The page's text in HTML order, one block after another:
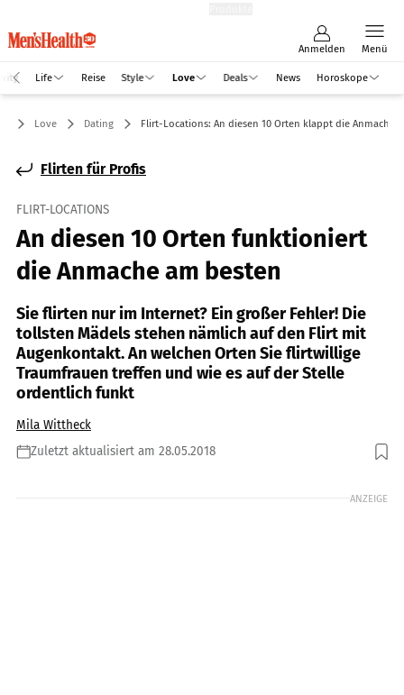
Anmelden Menü
Life Reise Style Love Deals News Horoskope
Love Dating Flirt-Locations: An diesen 10 Orten klappt die Anmache
Flirten für Profis
FLIRT-LOCATIONS
An diesen 10 Orten funktioniert
die Anmache am besten
Sie flirten nur im Internet? Ein großer Fehler! Die
tollsten Mädels stehen nämlich auf den Flirt mit
Augenkontakt. An welchen Orten Sie flirtwillige
Traumfrauen treffen und wie es auf der Stelle
ordentlich funkt
Mila Wittheck
Zuletzt aktualisiert am 28.05.2018
Foto: Hrecheniuk Oleksii / Shutterstock.com
ANZEIGE